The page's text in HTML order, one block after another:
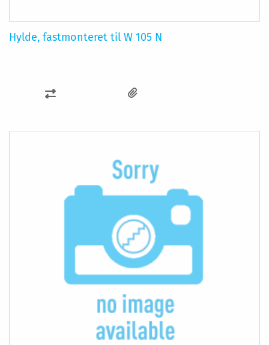
Hylde, fastmonteret til W 105 N
SAMMENLIGN